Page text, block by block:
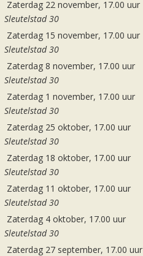
Zaterdag 22 november, 17.00 uur
Sleutelstad 30
Zaterdag 15 november, 17.00 uur
Sleutelstad 30
Zaterdag 8 november, 17.00 uur
Sleutelstad 30
Zaterdag 1 november, 17.00 uur
Sleutelstad 30
Zaterdag 25 oktober, 17.00 uur
Sleutelstad 30
Zaterdag 18 oktober, 17.00 uur
Sleutelstad 30
Zaterdag 11 oktober, 17.00 uur
Sleutelstad 30
Zaterdag 4 oktober, 17.00 uur
Sleutelstad 30
Zaterdag 27 september, 17.00 uur